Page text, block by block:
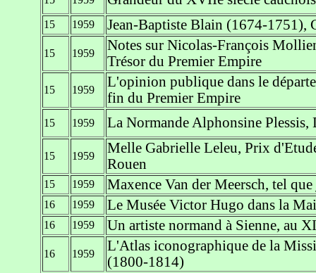
15 1959 Jean-Baptiste Blain (1674-1751),
15 1959
Notes sur Nicolas-François
Trésor du Premier Empire
15 1959
L'opinion publique dans le
fin du Premier Empire
15 1959 La Normande Alphonsine Plessis,
15 1959
Melle Gabrielle Leleu, Prix
Rouen
15 1959 Maxence Van der Meersch, tel
16 1959 Le Musée Victor Hugo dans la
16 1959 Un artiste normand à Sienne, au
16 1959
L'Atlas iconographique de la
(1800-1814)